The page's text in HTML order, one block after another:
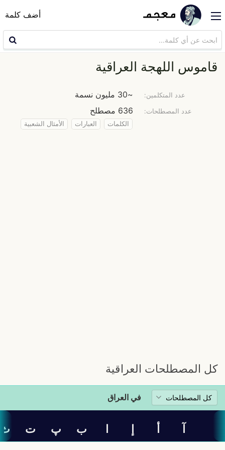
أضف كلمة
قاموس اللهجة العراقية
عدد المتكلمين: ~30 مليون نسمة
عدد المصطلحات: 636 مصطلح
الكلمات العبارات الأمثال الشعبية
كل المصطلحات العراقية
في العراق
آ أ إ ا ب پ ت